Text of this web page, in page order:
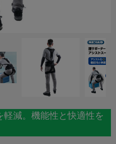
減。機能性と快適性を